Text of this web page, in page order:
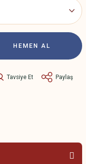
HEMEN AL
Tavsiye Et Paylaş